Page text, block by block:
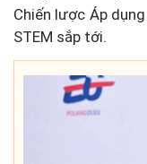
Chiến lược Áp
STEM sắp tới.